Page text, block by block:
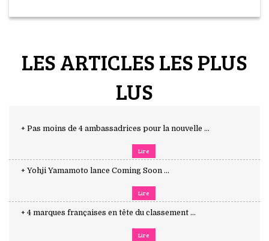
LES ARTICLES LES PLUS
LUS
+ Pas moins de 4 ambassadrices pour la nouvelle ...
Lire
+ Yohji Yamamoto lance Coming Soon ...
Lire
+ 4 marques françaises en tête du classement ...
Lire